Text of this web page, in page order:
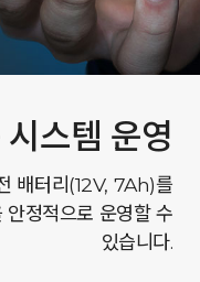
스템 운영
배터리(12V, 7Ah)를
안정적으로 운영할 수
있습니다.